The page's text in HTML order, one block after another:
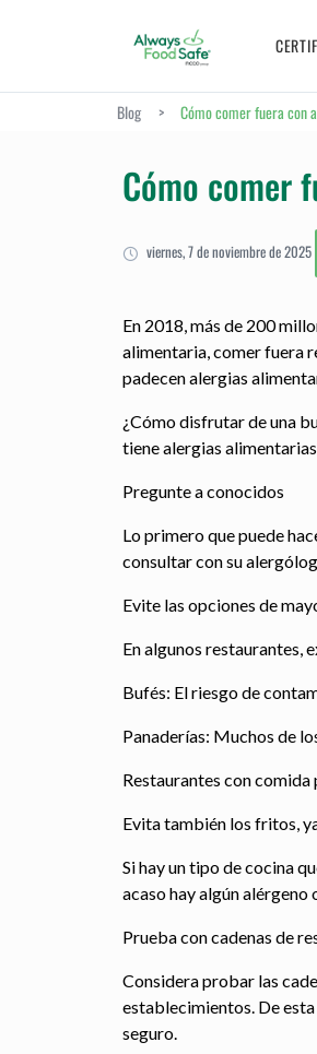
Blog > Cómo comer fuera con
Cómo comer
viernes, 7 de noviembre de 2025
En 2018, más de 200
alimentaria, comer fuera
padecen alergias
¿Cómo disfrutar de una
tiene alergias
Pregunte a conocidos
Lo primero que puede
consultar con su
Evite las opciones de
En algunos restaurantes,
Bufés: El riesgo de
Panaderías: Muchos de
Restaurantes con
Evita también los fritos,
Si hay un tipo de cocina
acaso hay algún
Prueba con cadenas de
Considera probar las
establecimientos. De
seguro.